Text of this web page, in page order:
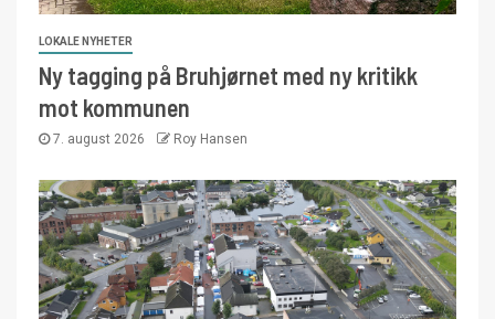
LOKALE NYHETER
Ny tagging på Bruhjørnet med ny kritikk
mot kommunen
7. august 2026 Roy Hansen